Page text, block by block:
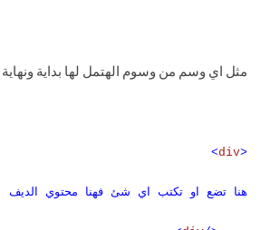
مثل اي وسم من وسوم الهتمل لها بداية
<div>
هنا تضع او تكتب اي شئ فهنا محتوي الديف